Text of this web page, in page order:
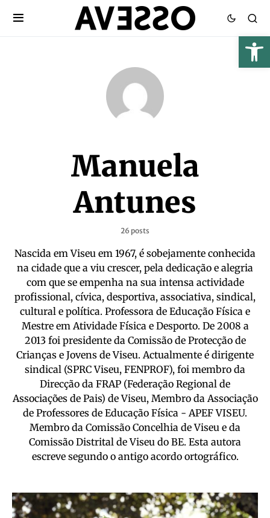
Manuela
Antunes
26 posts
Nascida em Viseu em 1967, é sobejamente conhecida
na cidade que a viu crescer, pela dedicação e alegria
com que se empenha na sua intensa actividade
profissional, cívica, desportiva, associativa, sindical,
cultural e política. Professora de Educação Física e
Mestre em Atividade Física e Desporto. De 2008 a
2013 foi presidente da Comissão de Protecção de
Crianças e Jovens de Viseu. Actualmente é dirigente
sindical (SPRC Viseu, FENPROF), foi membro da
Direcção da FRAP (Federação Regional de
Associações de Pais) de Viseu, Membro da Associação
de Professores de Educação Física - APEF VISEU.
Membro da Comissão Concelhia de Viseu e da
Comissão Distrital de Viseu do BE. Esta autora
escreve segundo o antigo acordo ortográfico.